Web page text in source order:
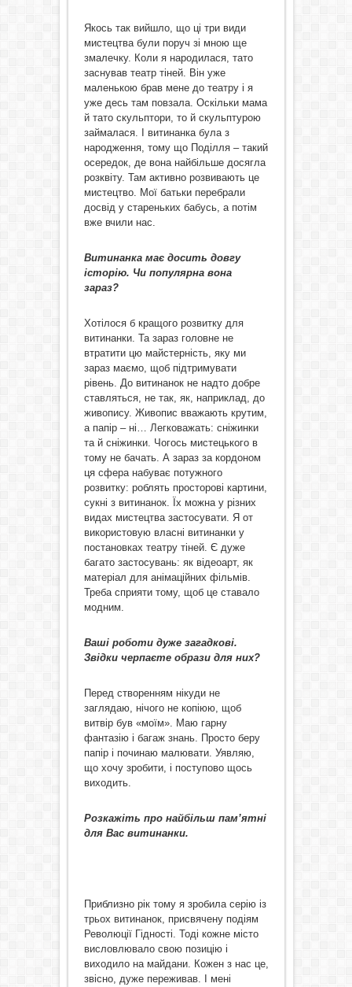
Якось так вийшло, що ці три види
мистецтва були поруч зі мною ще
змалечку. Коли я народилася, тато
заснував театр тіней. Він уже
маленькою брав мене до театру і я
уже десь там повзала. Оскільки мама
й тато скульптори, то й скульптурою
займалася. І витинанка була з
народження, тому що Поділля – такий
осередок, де вона найбільше досягла
розквіту. Там активно розвивають це
мистецтво. Мої батьки перебрали
досвід у стареньких бабусь, а потім
вже вчили нас.
Витинанка має досить довгу
історію. Чи популярна вона
зараз?
Хотілося б кращого розвитку для
витинанки. Та зараз головне не
втратити цю майстерність, яку ми
зараз маємо, щоб підтримувати
рівень. До витинанок не надто добре
ставляться, не так, як, наприклад, до
живопису. Живопис вважають крутим,
а папір – ні… Легковажать: сніжинки
та й сніжинки. Чогось мистецького в
тому не бачать. А зараз за кордоном
ця сфера набуває потужного
розвитку: роблять просторові картини,
сукні з витинанок. Їх можна у різних
видах мистецтва застосувати. Я от
використовую власні витинанки у
постановках театру тіней. Є дуже
багато застосувань: як відеоарт, як
матеріал для анімаційних фільмів.
Треба сприяти тому, щоб це ставало
модним.
Ваші роботи дуже загадкові.
Звідки черпаєте образи для них?
Перед створенням нікуди не
заглядаю, нічого не копіюю, щоб
витвір був «моїм». Маю гарну
фантазію і багаж знань. Просто беру
папір і починаю малювати. Уявляю,
що хочу зробити, і поступово щось
виходить.
Розкажіть про найбільш пам’ятні
для Вас витинанки.
Приблизно рік тому я зробила серію із
трьох витинанок, присвячену подіям
Революції Гідності. Тоді кожне місто
висловлювало свою позицію і
виходило на майдани. Кожен з нас це,
звісно, дуже переживав. І мені